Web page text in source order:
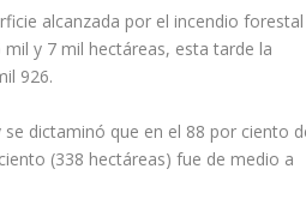
alcanzada por el incendio forestal
y 7 mil hectáreas, esta tarde la
926.
dictaminó que en el 88 por ciento
(338 hectáreas) fue de medio a